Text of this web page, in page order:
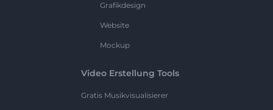
Grafikdesign
Website
Mockup
Video Erstellung Tools
Gratis Musikvisualisierer